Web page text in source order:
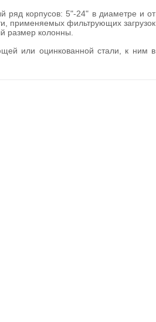
ряд корпусов: 5"-24" в диаметре и от
применяемых фильтрующих загрузок
размер колонны.
или оцинкованной стали, к ним в